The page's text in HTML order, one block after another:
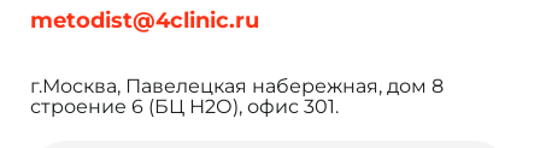
metodist@4clinic.ru
г.Москва, Павелецкая набережная, дом 8
строение 6 (БЦ Н2О), офис 301.